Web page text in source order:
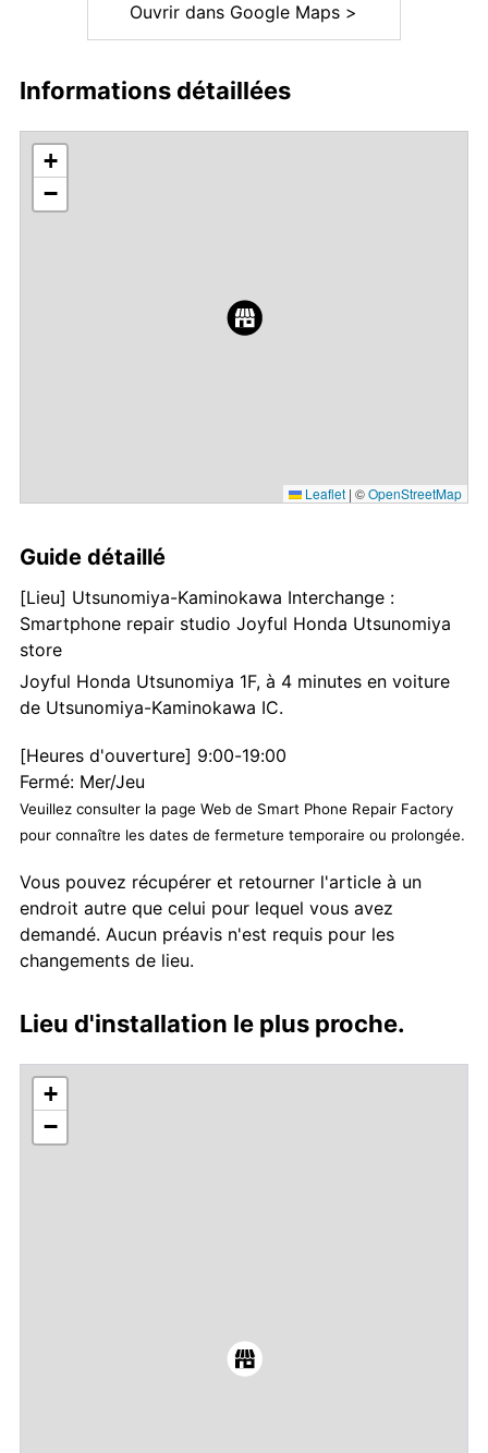
Ouvrir dans Google Maps >
Informations détaillées
+
−
Leaflet | ©OpenStreetMap
Guide détaillé
[Lieu] Utsunomiya-Kaminokawa Interchange :
Smartphone repair studio Joyful Honda Utsunomiya
store
Joyful Honda Utsunomiya 1F, à 4 minutes en voiture
de Utsunomiya-Kaminokawa IC.
[Heures d'ouverture] 9:00-19:00
Fermé: Mer/Jeu
Veuillez consulter la page Web de Smart Phone Repair Factory
pour connaître les dates de fermeture temporaire ou prolongée.
Vous pouvez récupérer et retourner l'article à un
endroit autre que celui pour lequel vous avez
demandé. Aucun préavis n'est requis pour les
changements de lieu.
Lieu d'installation le plus proche.
+
−